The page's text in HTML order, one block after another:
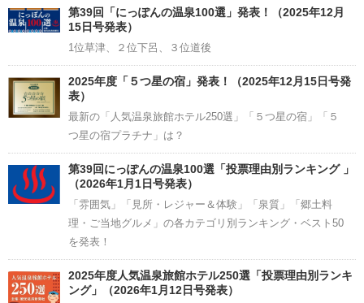
Channel
第39回「にっぽんの温泉100選」発表！（2025年12月
15日号発表）
1位草津、２位下呂、３位道後
2025年度「５つ星の宿」発表！（2025年12月15日号発
表）
最新の「人気温泉旅館ホテル250選」「５つ星の宿」「５
つ星の宿プラチナ」は？
第39回にっぽんの温泉100選「投票理由別ランキング 」
（2026年1月1日号発表）
「雰囲気」「見所・レジャー＆体験」「泉質」「郷土料
理・ご当地グルメ」の各カテゴリ別ランキング・ベスト50
を発表！
2025年度人気温泉旅館ホテル250選「投票理由別ランキ
ング」（2026年1月12日号発表）